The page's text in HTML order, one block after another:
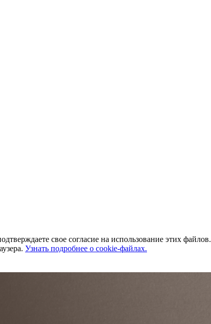
свое согласие на использование этих файлов.
Узнать подробнее о cookie-файлах.